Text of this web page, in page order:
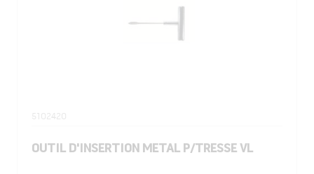
5102420
OUTIL D'INSERTION METAL P/TRESSE VL